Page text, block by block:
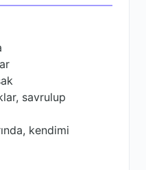
savrulup
kendimi